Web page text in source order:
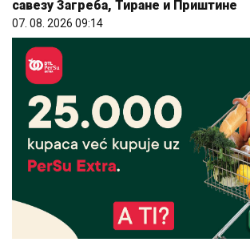
савезу Загреба, Тиране и Приштине
07. 08. 2026 09:14